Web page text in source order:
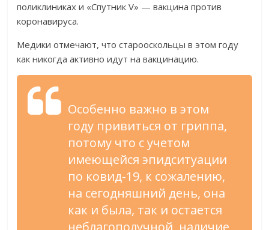
поликлиниках и «Спутник V» — вакцина против
коронавируса.
Медики отмечают, что старооскольцы в этом году
как никогда активно идут на вакцинацию.
Особенно важно в этом
году привиться от гриппа,
потому что с учетом
имеющейся эпидситуации
по ковид-19, к сожалению,
на сегодняшний день, она
как и была, так и остается
неблагополучной, наличие